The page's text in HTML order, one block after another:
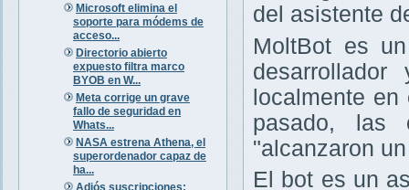
Microsoft elimina el
soporte para módems de
acceso...
Directorio abierto
expuesto filtra marco
BYOB en W...
Meta corrige un grave
fallo de seguridad en
Whats...
NASA estrena Athena, el
superordenador capaz de
ha...
Adiós suscripciones:
del asistente
MoltBot es
localmente
pasado, las
"alcanzaron
El bot es un